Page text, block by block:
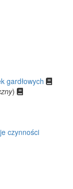
gardłowych
)
czynności